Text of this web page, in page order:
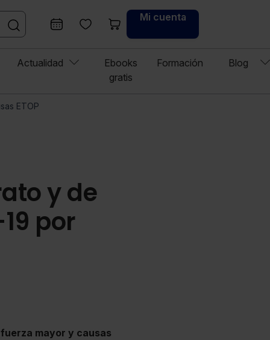
Mi cuenta
Actualidad
Ebooks
gratis
Formación Blog
ETOP
y de
por
mayor y causas